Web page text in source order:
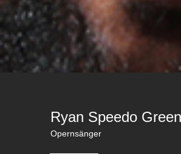
Ryan Speedo Green
Opernsänger